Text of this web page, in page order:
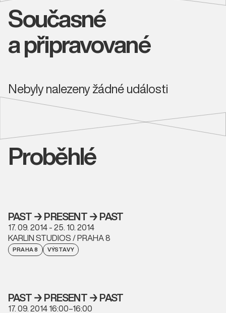
Současné
a připravované
Nebyly nalezeny žádné události
Proběhlé
PAST → PRESENT → PAST
17. 09. 2014 - 25. 10. 2014
KARLIN STUDIOS / PRAHA 8
PRAHA 8 VÝSTAVY
PAST → PRESENT → PAST
17. 09. 2014 16:00–16:00